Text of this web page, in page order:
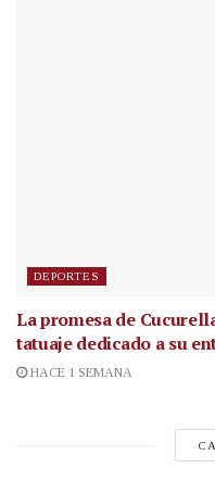
DEPORTES
La promesa de
tatuaje dedicado a su
HACE 1 SEMANA